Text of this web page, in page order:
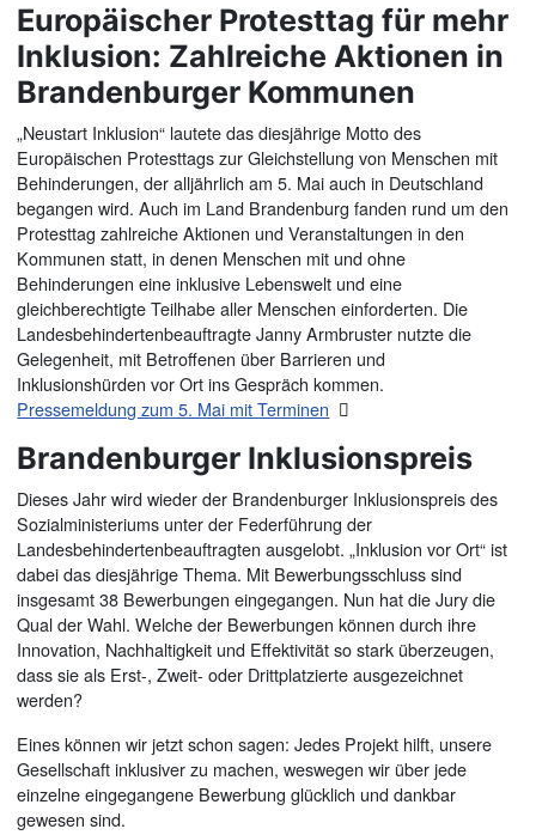
Europäischer Protesttag für mehr
Inklusion: Zahlreiche Aktionen in
Brandenburger Kommunen
„Neustart Inklusion“ lautete das diesjährige Motto des
Europäischen Protesttags zur Gleichstellung von Menschen mit
Behinderungen, der alljährlich am 5. Mai auch in Deutschland
begangen wird. Auch im Land Brandenburg fanden rund um den
Protesttag zahlreiche Aktionen und Veranstaltungen in den
Kommunen statt, in denen Menschen mit und ohne
Behinderungen eine inklusive Lebenswelt und eine
gleichberechtigte Teilhabe aller Menschen einforderten. Die
Landesbehindertenbeauftragte Janny Armbruster nutzte die
Gelegenheit, mit Betroffenen über Barrieren und
Inklusionshürden vor Ort ins Gespräch kommen.
Pressemeldung zum 5. Mai mit Terminen
Brandenburger Inklusionspreis
Dieses Jahr wird wieder der Brandenburger Inklusionspreis des
Sozialministeriums unter der Federführung der
Landesbehindertenbeauftragten ausgelobt. „Inklusion vor Ort“ ist
dabei das diesjährige Thema. Mit Bewerbungsschluss sind
insgesamt 38 Bewerbungen eingegangen. Nun hat die Jury die
Qual der Wahl. Welche der Bewerbungen können durch ihre
Innovation, Nachhaltigkeit und Effektivität so stark überzeugen,
dass sie als Erst-, Zweit- oder Drittplatzierte ausgezeichnet
werden?
Eines können wir jetzt schon sagen: Jedes Projekt hilft, unsere
Gesellschaft inklusiver zu machen, weswegen wir über jede
einzelne eingegangene Bewerbung glücklich und dankbar
gewesen sind.